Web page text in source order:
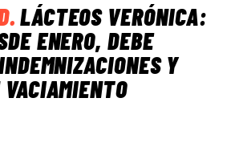
.LÁCTEOS VERÓNICA:
ENERO, DEBE
Y